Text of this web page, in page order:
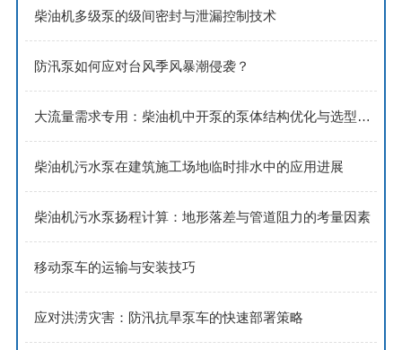
​​柴油机多级泵的级间密封与泄漏控制技术​
防汛泵如何应对台风季风暴潮侵袭？
大流量需求专用：柴油机中开泵的泵体结构优化与选型策略
柴油机污水泵在建筑施工场地临时排水中的应用进展
柴油机污水泵扬程计算：地形落差与管道阻力的考量因素
移动泵车的运输与安装技巧
应对洪涝灾害：防汛抗旱泵车的快速部署策略